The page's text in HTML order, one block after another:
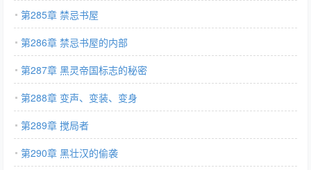
第285章 禁忌书屋
第286章 禁忌书屋的内部
第287章 黑灵帝国标志的秘密
第288章 变声、变装、变身
第289章 搅局者
第290章 黑壮汉的偷袭